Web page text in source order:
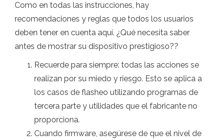
Como en todas las instrucciones, hay
recomendaciones y reglas que todos los usuarios
deben tener en cuenta aquí. ¿Qué necesita saber
antes de mostrar su dispositivo prestigioso??
Recuerde para siempre: todas las acciones se
realizan por su miedo y riesgo. Esto se aplica a
los casos de flasheo utilizando programas de
tercera parte y utilidades que el fabricante no
proporciona.
Cuando firmware, asegúrese de que el nivel de